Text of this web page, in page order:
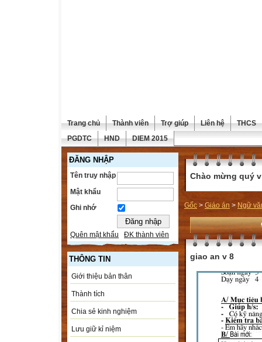
Trang chủ Thành viên Trợ giúp Liên hệ
THCS
PGDTC
HND DIEM 2015
ĐĂNG NHẬP
Tên truy nhập
Mật khẩu
Ghi nhớ
Quên mật khẩu ĐK thành viên
THÔNG TIN
Giới thiệu bản thân
Thành tích
Chia sẻ kinh nghiệm
Lưu giữ kỉ niệm
Chào mừng quý
Gốc > Giáo án > Ngữ
giao an v 8